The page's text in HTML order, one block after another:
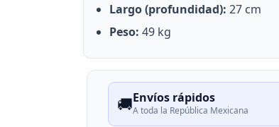
Largo (profundidad): 27 cm
Peso: 49 kg
🚚Envíos rápidos
A toda la República Mexicana